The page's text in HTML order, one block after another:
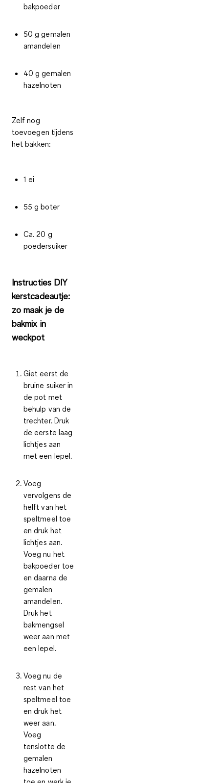
bakpoeder
50 g gemalen
amandelen
40 g gemalen
hazelnoten
Zelf nog
toevoegen tijdens
het bakken:
1 ei
55 g boter
Ca. 20 g
poedersuiker
Instructies DIY
kerstcadeautje:
zo maak je de
bakmix in
weckpot
Giet eerst de
bruine suiker in
de pot met
behulp van de
trechter. Druk
de eerste laag
lichtjes aan
met een lepel.
Voeg
vervolgens de
helft van het
speltmeel toe
en druk het
lichtjes aan.
Voeg nu het
bakpoeder toe
en daarna de
gemalen
amandelen.
Druk het
bakmengsel
weer aan met
een lepel.
Voeg nu de
rest van het
speltmeel toe
en druk het
weer aan.
Voeg
tenslotte de
gemalen
hazelnoten